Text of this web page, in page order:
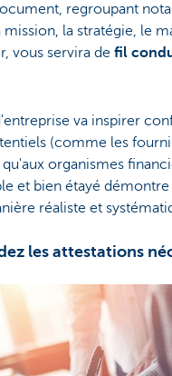
regroupant
la stratégie, le
vous servira de fil
va inspirer
(comme les
qu'aux organismes
et bien étayé démontre
réaliste et
les attestations